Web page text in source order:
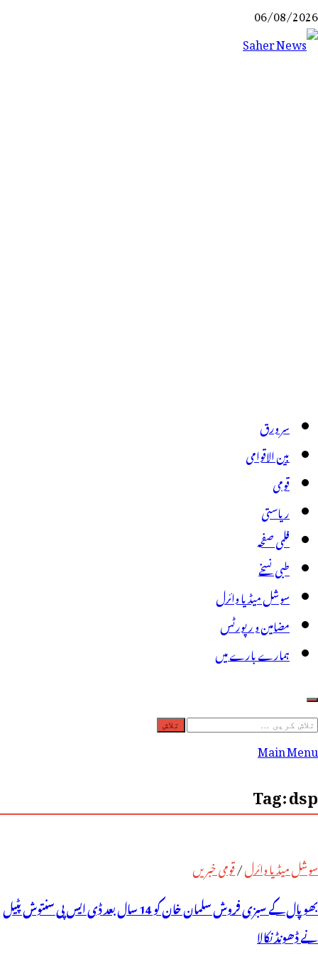
Skip
to
06/08/2026
سر ورق
بین الاقوامی
قومی
ریاستی
فلمی صفحہ
طبی نسخے
سوشل میڈیا وائرل
مضامین و رپورٹس
ہمارے بارے میں
تلاش
کریں
Main Menu
Tag:dsp
سوشل میڈیا وائرل/قومی خبریں
بھوپال کے سبزی فروش سلمان خان کو 14 سال بعد ڈی ایس پی سنتوش پٹیل
نے ڈھونڈ نکالا